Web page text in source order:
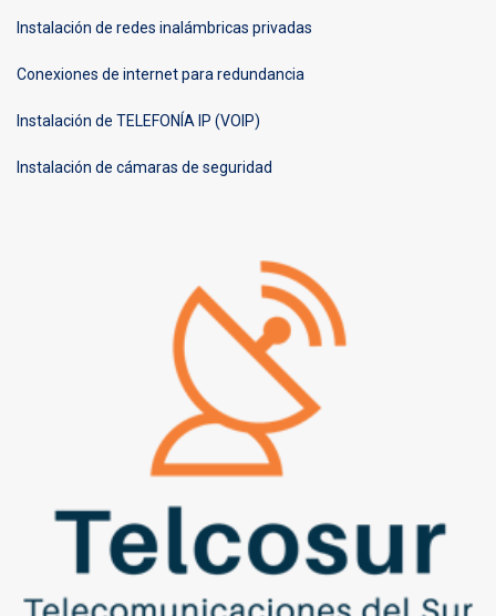
Instalación de redes inalámbricas privadas
Conexiones de internet para redundancia
Instalación de TELEFONÍA IP (VOIP)
Instalación de cámaras de seguridad